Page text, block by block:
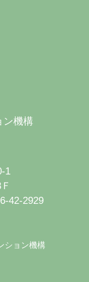
ン機構
1
42-2929
ション機構